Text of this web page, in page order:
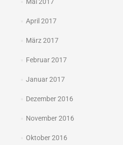
April 2017
März 2017
Februar 2017
Januar 2017
Dezember 2016
November 2016
Oktober 2016